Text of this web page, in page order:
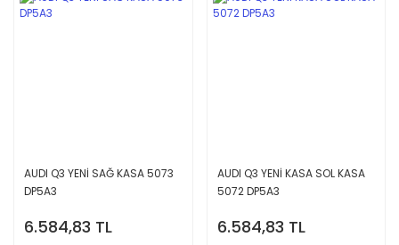
AUDI Q3 YENİ SAĞ KASA 5073
DP5A3
6.584,83 TL
AUDI Q3 YENİ KASA SOL KASA
5072 DP5A3
6.584,83 TL